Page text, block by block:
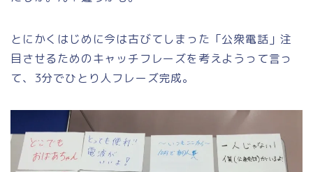
とにかくはじめに今は古びてしまった「公衆電話」注
目させるためのキャッチフレーズを考えようって言っ
て、3分でひとり人フレーズ完成。